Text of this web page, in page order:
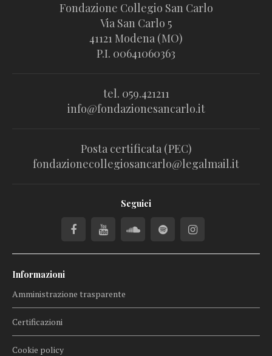
Fondazione Collegio San Carlo
Via San Carlo 5
41121 Modena (MO)
P.I. 00641060363
tel. 059.421211
info@fondazionesancarlo.it
Posta certificata (PEC)
fondazionecollegiosancarlo@legalmail.it
Seguici
Informazioni
Amministrazione trasparente
Certificazioni
Cookie policy